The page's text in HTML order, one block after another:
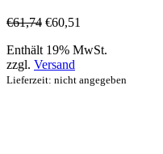
€61,74 €60,51
Enthält 19% MwSt.
zzgl. Versand
Lieferzeit: nicht angegeben